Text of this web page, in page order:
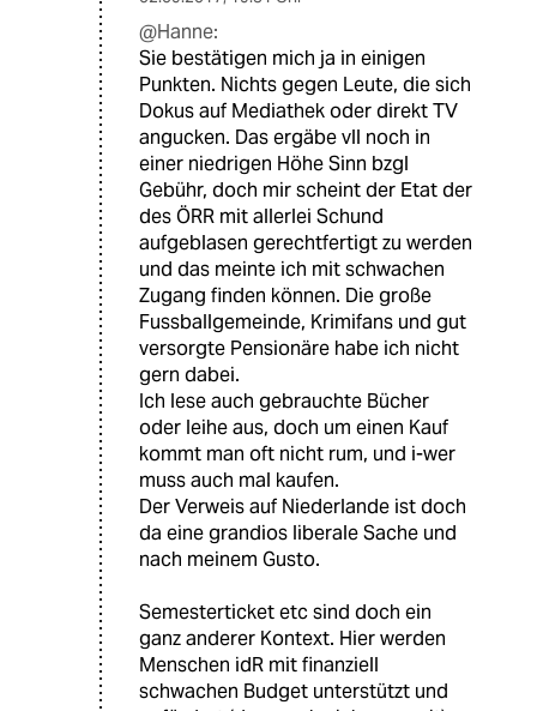
@Hanne:
Sie bestätigen mich ja in einigen
Punkten. Nichts gegen Leute, die sich
Dokus auf Mediathek oder direkt TV
angucken. Das ergäbe vll noch in
einer niedrigen Höhe Sinn bzgl
Gebühr, doch mir scheint der Etat der
des ÖRR mit allerlei Schund
aufgeblasen gerechtfertigt zu werden
und das meinte ich mit schwachen
Zugang finden können. Die große
Fussballgemeinde, Krimifans und gut
versorgte Pensionäre habe ich nicht
gern dabei.
Ich lese auch gebrauchte Bücher
oder leihe aus, doch um einen Kauf
kommt man oft nicht rum, und i-wer
muss auch mal kaufen.
Der Verweis auf Niederlande ist doch
da eine grandios liberale Sache und
nach meinem Gusto.
Semesterticket etc sind doch ein
ganz anderer Kontext. Hier werden
Menschen idR mit finanziell
schwachen Budget unterstützt und